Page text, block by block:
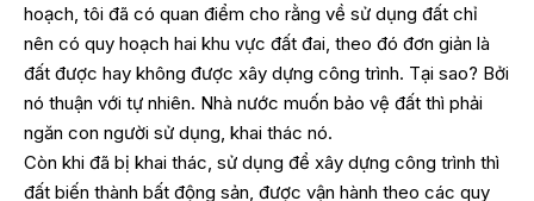
hoạch, tôi đã có quan điểm cho rằng về sử dụng đất chỉ
nên có quy hoạch hai khu vực đất đai, theo đó đơn giản là
đất được hay không được xây dựng công trình. Tại sao? Bởi
nó thuận với tự nhiên. Nhà nước muốn bảo vệ đất thì phải
ngăn con người sử dụng, khai thác nó.
Còn khi đã bị khai thác, sử dụng để xây dựng công trình thì
đất biến thành bất động sản, được vận hành theo các quy